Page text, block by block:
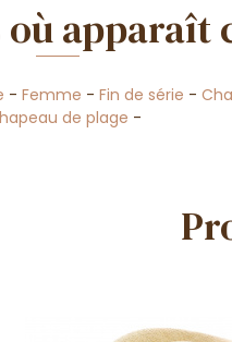
apparaît
- Femme - Fin de série -
de plage -